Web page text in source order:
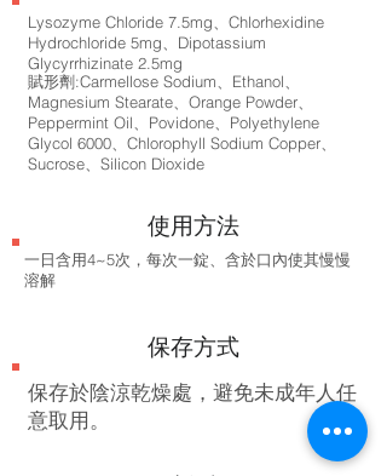
Lysozyme Chloride 7.5mg、Chlorhexidine
Hydrochloride 5mg、Dipotassium
Glycyrrhizinate 2.5mg
賦形劑:Carmellose Sodium、Ethanol、
Magnesium Stearate、Orange Powder、
Peppermint Oil、Povidone、Polyethylene
Glycol 6000、Chlorophyll Sodium Copper、
Sucrose、Silicon Dioxide
一日含用4~5次，每次一錠、含於口內使其慢慢
溶解
使用方法
保存於陰涼乾燥處，避免未成年人任
意取用。
保存方式